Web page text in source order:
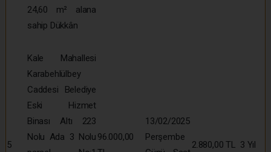
24,60 m² alana
sahip Dükkân
5
Kale Mahallesi
Karabehlülbey
Caddesi Belediye
Eski Hizmet
Binası Altı 223
Nolu Ada 3 Nolu 96.000,00
13/02/2025
Perşembe
2.880,00 TL 3 Yıl